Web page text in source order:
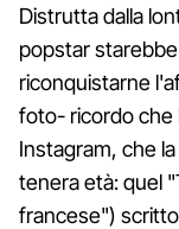
Distrutta dalla
popstar
riconquistarne
foto- ricordo che
Instagram, che
tenera età: quel
francese")